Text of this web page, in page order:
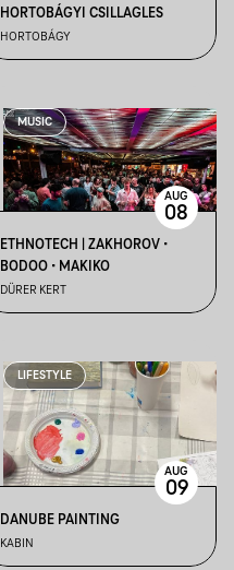
HORTOBÁGYI CSILLAGLES
HORTOBÁGY
MUSIC
ETHNOTECH | ZAKHOROV •
BODOO • MAKIKO
DÜRER KERT
AUG
08
LIFESTYLE
DANUBE PAINTING
KABIN
AUG
09